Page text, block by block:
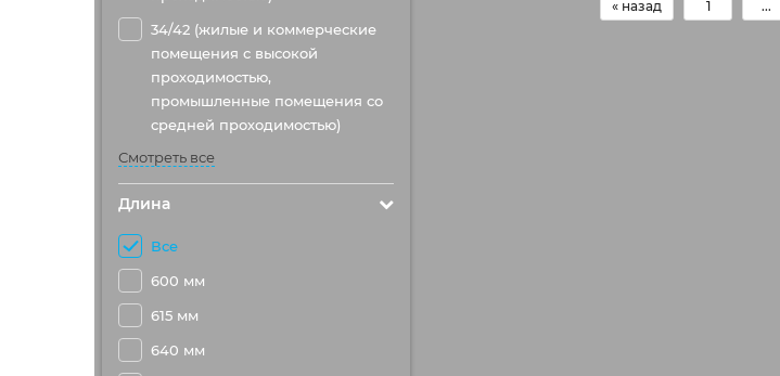
34/42 (жилые и коммерческие
помещения с высокой
проходимостью,
промышленные помещения со
средней проходимостью)
Смотреть все
Длина
Все
600 мм
615 мм
640 мм
« назад 1 ...